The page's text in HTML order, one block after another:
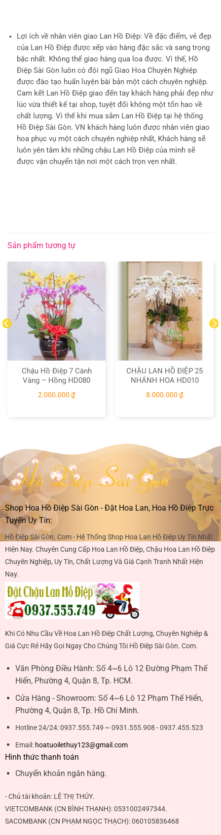
Lợi ích về nhân viên giao Lan Hồ Điệp: Về đặc điểm, vẻ đẹp
của Lan Hồ Điệp được xếp vào hàng đặc sắc và sang trọng
bậc nhất. Không thể giao hàng qua loa được. Vì thế, Hồ
Điệp Sài Gòn luôn có đội ngũ Giao Hoa Chuyên Nghiệp
được đào tạo huấn luyện bài bản một cách chuyên nghiệp.
Cam kết Lan Hồ Điệp giao đến tay khách hàng phải đẹp như
lúc vừa thiết kế tại shop, tuyệt đối không một tổn hao về
chất lượng. Vì thế khi mua sắm Lan Hồ Điệp tại hệ thống
Hồ Điệp Sài Gòn. VN khách hàng luôn được nhân viên giao
hoa phục vụ một cách chuyên nghiệp nhất, Khách hàng sẽ
luôn yên tâm khi những chậu Lan Hồ Điệp của mình sẽ
được vận chuyển tận nơi một cách trọn vẹn nhất.
Sản phẩm tương tự
Chậu Hồ Điệp 7 Cành
Vàng – Hồng HD080
2.000.000 ₫
CHẬU LAN HỒ ĐIỆP 25
NHÁNH HOA HD010
8.000.000 ₫
Shop Hoa Hồ Điệp Sài Gòn - Đặt Hoa Lan, Hoa Hồ Điệp Trực
Tuyến Uy Tín:
Hồ Điệp Sài Gòn. Com - Hệ Thống Shop Hoa Lan Hồ Điệp Uy Tín Nhất
Hiện Nay. Chuyên Cung Cấp Hoa Lan Hồ Điệp, Chậu Hoa Lan Hồ Điệp
Chuyên Nghiệp, Uy Tín, Chất Lượng Và Giá Cạnh Tranh Nhất Hiện
Nay.
Khi Có Nhu Cầu Về Hoa Lan Hồ Điệp Chất Lượng, Chuyên Nghiệp &
Giá Cực Rẻ Hãy Gọi Ngay Cho Chúng Tôi Hồ Điệp Sài Gòn. Com.
Văn Phòng Điều Hành: Số 4~6 Lô 12 Đường Phạm Thế
Hiển, Phường 4, Quận 8, Tp. HCM.
Cửa Hàng - Showroom: Số 4~6 Lô 12 Phạm Thế Hiển,
Phường 4, Quận 8, Tp. Hồ Chí Minh.
Hotline 24/24:0937.555.749 ~ 0931.555.908 - 0937.455.523
Email: hoatuoilethuy123@gmail.com
Hình thức thanh toán
Chuyển khoản ngân hàng.
- Chủ tài khoản: LÊ THỊ THÚY.
VIETCOMBANK (CN BÌNH THẠNH):0531002497344.
SACOMBANK (CN PHẠM NGỌC THẠCH):060105836468